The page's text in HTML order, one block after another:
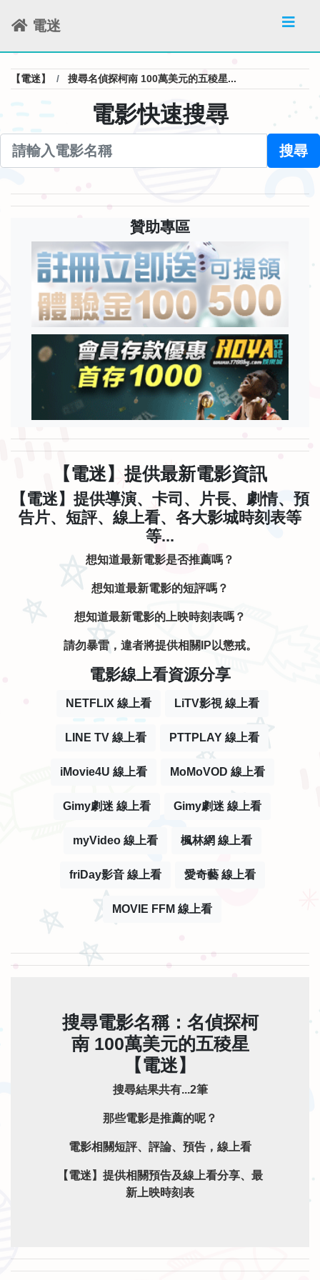
電迷
【電迷】 搜尋名偵探柯南 100萬美元的五稜星...
電影快速搜尋
搜尋
贊助專區
【電迷】提供最新電影資訊
【電迷】提供導演、卡司、片長、劇情、預
告片、短評、線上看、各大影城時刻表等
等...
想知道最新電影是否推薦嗎？
想知道最新電影的短評嗎？
想知道最新電影的上映時刻表嗎？
請勿暴雷，違者將提供相關IP以懲戒。
電影線上看資源分享
NETFLIX 線上看 LiTV影視 線上看
LINE TV 線上看 PTTPLAY 線上看
iMovie4U 線上看 MoMoVOD 線上看
Gimy劇迷 線上看 Gimy劇迷 線上看
myVideo 線上看 楓林網 線上看
friDay影音 線上看 愛奇藝 線上看
MOVIE FFM 線上看
搜尋電影名稱：名偵探柯
南 100萬美元的五稜星
【電迷】
搜尋結果共有...2筆
那些電影是推薦的呢？
電影相關短評、評論、預告，線上看
【電迷】提供相關預告及線上看分享、最
新上映時刻表